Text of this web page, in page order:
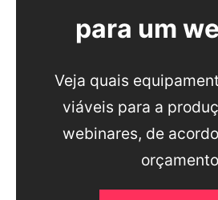
para um
Veja quais
viáveis para a
webinares, de
orçamento